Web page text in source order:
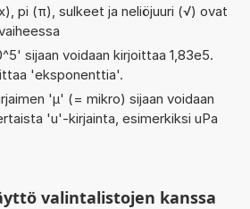
pi (π), sulkeet ja neliöjuuri (√) ovat
sijaan voidaan kirjoittaa 1,83e5.
'eksponenttia'.
'µ' (= mikro) sijaan voidaan
'u'-kirjainta, esimerkiksi uPa
valintalistojen kanssa